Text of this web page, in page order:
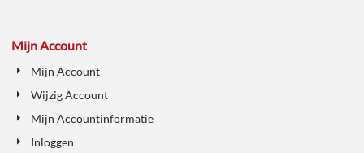
Mijn Account
Mijn Account
Wijzig Account
Mijn Accountinformatie
Inloggen